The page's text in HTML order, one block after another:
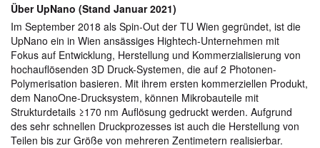
Über UpNano (Stand Januar 2021)
Im September 2018 als Spin-Out der TU Wien gegründet, ist die
UpNano ein in Wien ansässiges Hightech-Unternehmen mit
Fokus auf Entwicklung, Herstellung und Kommerzialisierung von
hochauflösenden 3D Druck-Systemen, die auf 2 Photonen-
Polymerisation basieren. Mit ihrem ersten kommerziellen Produkt,
dem NanoOne-Drucksystem, können Mikrobauteile mit
Strukturdetails ≥170 nm Auflösung gedruckt werden. Aufgrund
des sehr schnellen Druckprozesses ist auch die Herstellung von
Teilen bis zur Größe von mehreren Zentimetern realisierbar.